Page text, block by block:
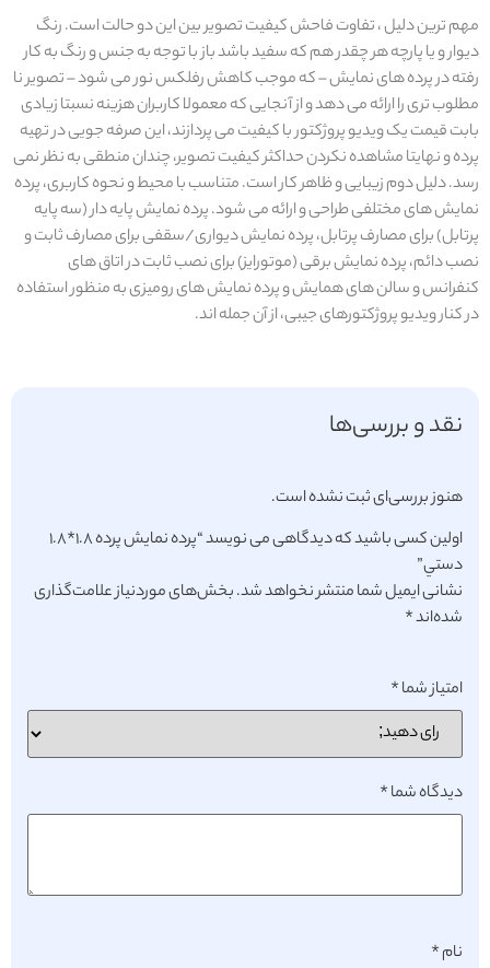
مهم ترین دلیل ، تفاوت فاحش کیفیت تصویر بین این دو حالت است. رنگ
دیوار و یا پارچه هر چقدر هم که سفید باشد باز با توجه به جنس و رنگ به کار
رفته در پرده های نمایش – که موجب کاهش رفلکس نور می شود – تصویر نا
مطلوب تری را ارائه می دهد و از آنجایی که معمولا کاربران هزینه نسبتا زیادی
بابت قیمت یک ویدیو پروژکتور با کیفیت می پردازند، این صرفه جویی در تهیه
پرده و نهایتا مشاهده نکردن حداکثر کیفیت تصویر، چندان منطقی به نظر نمی
رسد. دلیل دوم زیبایی و ظاهر کار است. متناسب با محیط و نحوه کاربری، پرده
نمایش های مختلفی طراحی و ارائه می شود. پرده نمایش پایه دار (سه پایه
پرتابل) برای مصارف پرتابل، پرده نمایش دیواری/سقفی برای مصارف ثابت و
نصب دائم، پرده نمایش برقی (موتورایز) برای نصب ثابت در اتاق های
کنفرانس و سالن های همایش و پرده نمایش های رومیزی به منظور استفاده
در کنار ویدیو پروژکتورهای جیبی، از آن جمله اند.
نقد و بررسی‌ها
هنوز بررسی‌ای ثبت نشده است.
اولین کسی باشید که دیدگاهی می نویسد “پرده نمايش پرده ١.٨*١.٨
دستي”
نشانی ایمیل شما منتشر نخواهد شد.بخش‌های موردنیاز علامت‌گذاری
شده‌اند*
امتیاز شما*
دیدگاه شما*
نام*